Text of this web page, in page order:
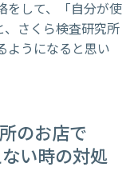
をして、「自分が使
、さくら検査研究所
ようになると思い
のお店で
い時の対処